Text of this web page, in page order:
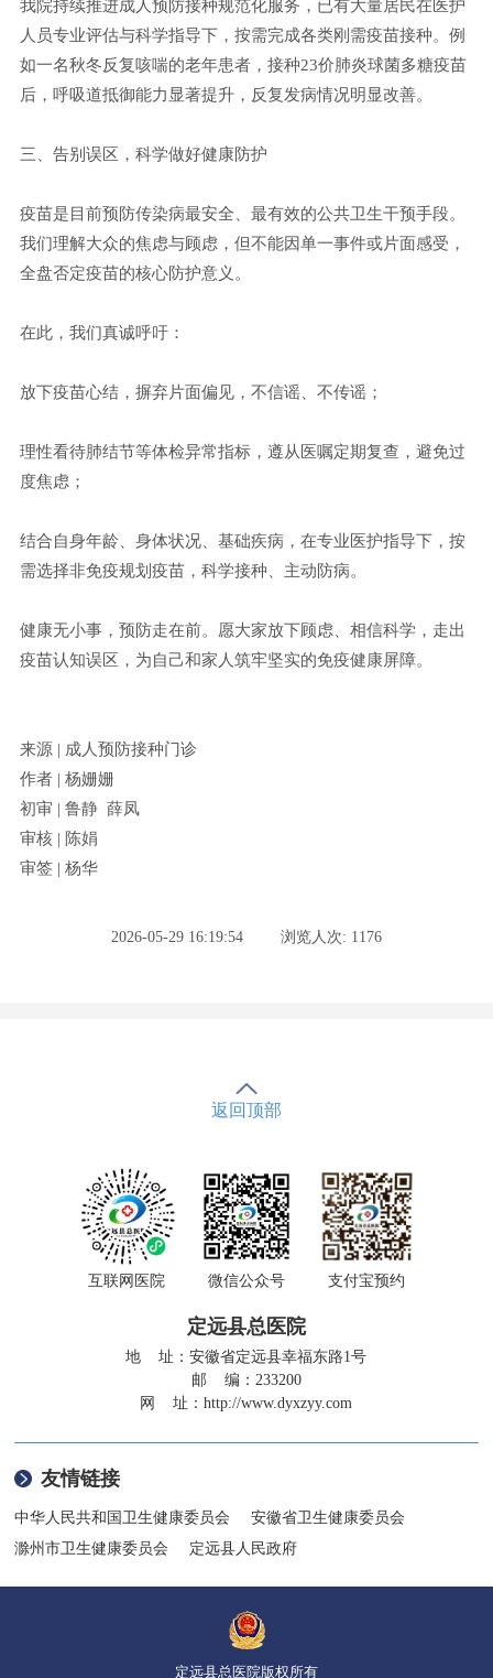
我院持续推进成人预防接种规范化服务，已有大量居民在医护
人员专业评估与科学指导下，按需完成各类刚需疫苗接种。例
如一名秋冬反复咳喘的老年患者，接种23价肺炎球菌多糖疫苗
后，呼吸道抵御能力显著提升，反复发病情况明显改善。
三、告别误区，科学做好健康防护
疫苗是目前预防传染病最安全、最有效的公共卫生干预手段。
我们理解大众的焦虑与顾虑，但不能因单一事件或片面感受，
全盘否定疫苗的核心防护意义。
在此，我们真诚呼吁：
放下疫苗心结，摒弃片面偏见，不信谣、不传谣；
理性看待肺结节等体检异常指标，遵从医嘱定期复查，避免过
度焦虑；
结合自身年龄、身体状况、基础疾病，在专业医护指导下，按
需选择非免疫规划疫苗，科学接种、主动防病。
健康无小事，预防走在前。愿大家放下顾虑、相信科学，走出
疫苗认知误区，为自己和家人筑牢坚实的免疫健康屏障。
来源 | 成人预防接种门诊
作者 | 杨姗姗
初审 | 鲁静 薛凤
审核 | 陈娟
审签 | 杨华
2026-05-29 16:19:54 浏览人次: 1176
返回顶部
互联网医院 微信公众号 支付宝预约
定远县总医院
地 址：安徽省定远县幸福东路1号
邮 编：233200
网 址：http://www.dyxzyy.com
友情链接
中华人民共和国卫生健康委员会
安徽省卫生健康委员会
滁州市卫生健康委员会
定远县人民政府
定远县总医院版权所有